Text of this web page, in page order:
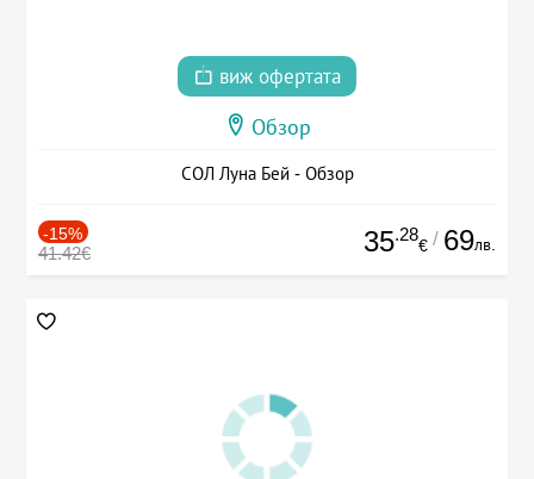
виж офертата
Обзор
СОЛ Луна Бей - Обзор
-15%
41.42€ 35.28
€ / 69лв.